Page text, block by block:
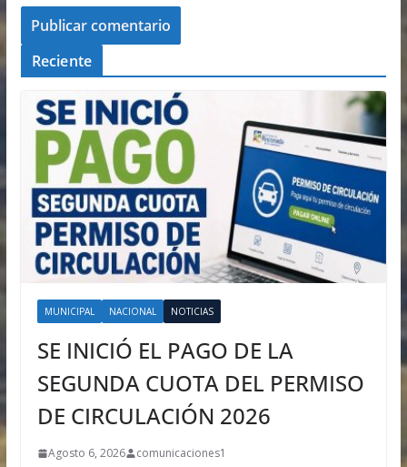
Reciente
MUNICIPAL NACIONAL NOTICIAS
SE INICIÓ EL PAGO DE LA
SEGUNDA CUOTA DEL PERMISO
DE CIRCULACIÓN 2026
Agosto 6, 2026 comunicaciones1